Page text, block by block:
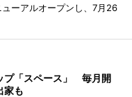
ーアルオープンし、7月26
プ「スペース」 毎月開
家も